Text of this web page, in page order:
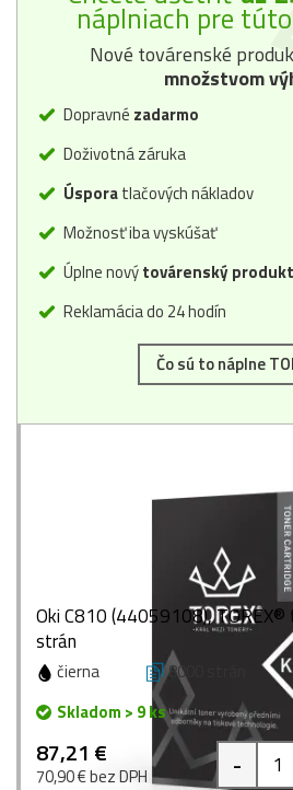
náplniach pre
Nové továrenské
množstvom
Dopravné zadarmo
Doživotná záruka
Úsporatlačových nákladov
Možnosť iba vyskúšať
Úplne novýtovárenský produkt
Reklamácia do 24 hodín
Čo sú to náplne
Oki C810 (44059108), TOREX®
strán
čierna 8000 strán
Skladom > 9 ks
87,21 €
70,90 € bez DPH -